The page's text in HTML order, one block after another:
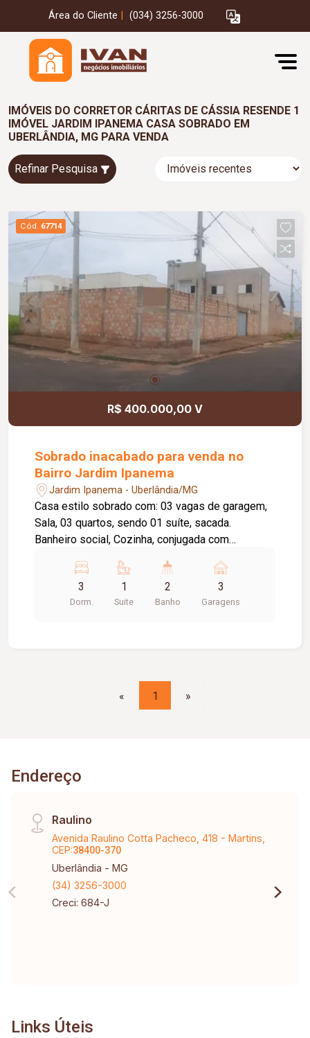
Área do Cliente (034) 3256-3000
IMÓVEIS DO CORRETOR CÁRITAS DE CÁSSIA RESENDE 1
IMÓVEL JARDIM IPANEMA CASA SOBRADO EM
UBERLÂNDIA, MG PARA VENDA
Refinar Pesquisa
Cód. 67714
R$ 400.000,00 V
Sobrado inacabado para venda no
Bairro Jardim Ipanema
Jardim Ipanema - Uberlândia/MG
Casa estilo sobrado com: 03 vagas de garagem,
Sala, 03 quartos, sendo 01 suíte, sacada.
Banheiro social, Cozinha, conjugada com
3
Dorm.
1
Suite
2
Banho
3
Garagens
« 1 »
Endereço
Raulino
Avenida Raulino Cotta Pacheco, 418 - Martins,
CEP:38400-370
Uberlândia - MG
(34) 3256-3000
Creci: 684-J
Links Úteis